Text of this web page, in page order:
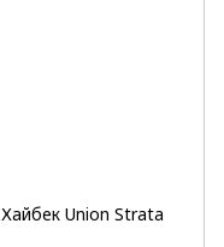
Хайбек Union Strata